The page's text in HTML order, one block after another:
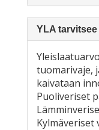
YLA tarvitsee
tuomarivaje,
kaivataan
Puoliveriset
Kylmäveriset